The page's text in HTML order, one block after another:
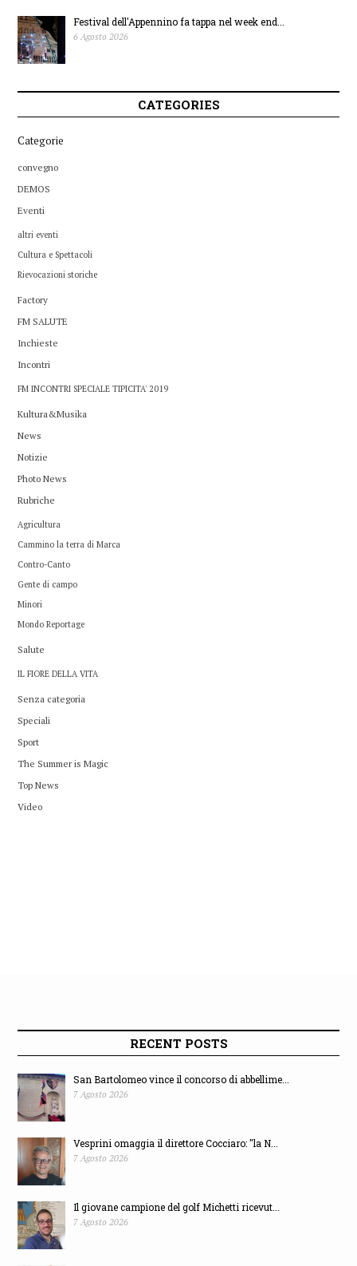
Festival dell'Appennino fa tappa nel week end...
6 Agosto 2026
CATEGORIES
Categorie
convegno
DEMOS
Eventi
altri eventi
Cultura e Spettacoli
Rievocazioni storiche
Factory
FM SALUTE
Inchieste
Incontri
FM INCONTRI SPECIALE TIPICITA' 2019
Kultura&Musika
News
Notizie
Photo News
Rubriche
Agricultura
Cammino la terra di Marca
Contro-Canto
Gente di campo
Minori
Mondo Reportage
Salute
IL FIORE DELLA VITA
Senza categoria
Speciali
Sport
The Summer is Magic
Top News
Video
RECENT POSTS
San Bartolomeo vince il concorso di abbellime...
7 Agosto 2026
Vesprini omaggia il direttore Cocciaro: "la N...
7 Agosto 2026
Il giovane campione del golf Michetti ricevut...
7 Agosto 2026